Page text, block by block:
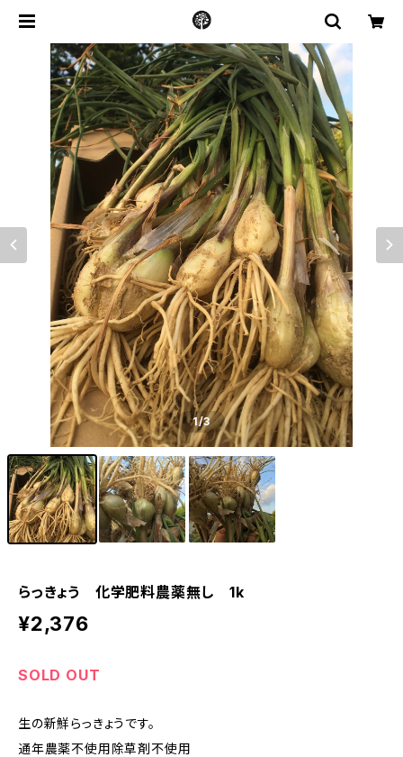
1/3
らっきょう 化学肥料農薬無し 1k
¥2,376
SOLD OUT
生の新鮮らっきょうです。
通年農薬不使用除草剤不使用